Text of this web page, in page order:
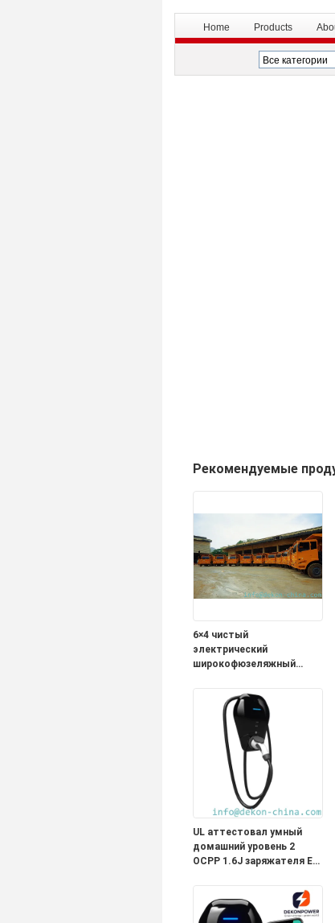
Home Products
Рекомендуемые
6×4 чистый
электрический
широкофюзеляжный
зарядная версия 423 кВт
емкость загрузки
аккумулятора 60 тонн
UL аттестовал умный
домашний уровень 2
OCPP 1.6J заряжателя EV
метрами привязывает
выход 48A